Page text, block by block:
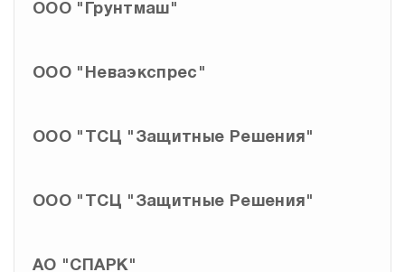
ООО "Грунтмаш"
ООО "Неваэкспрес"
ООО "ТСЦ "Защитные Решения"
ООО "ТСЦ "Защитные Решения"
АО "СПАРК"